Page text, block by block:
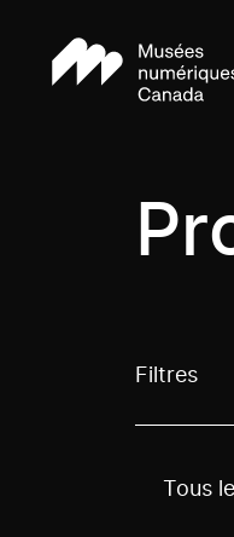
Filtres
UseTous